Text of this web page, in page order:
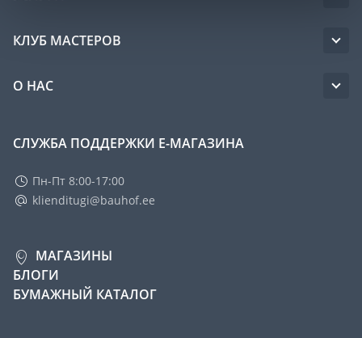
КЛУБ МАСТЕРОВ
О НАС
СЛУЖБА ПОДДЕРЖКИ Е-МАГАЗИНА
Пн-Пт 8:00-17:00
klienditugi@bauhof.ee
МАГАЗИНЫ
БЛОГИ
БУМАЖНЫЙ КАТАЛОГ